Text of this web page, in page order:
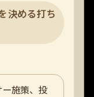
決める打ち
施策、投